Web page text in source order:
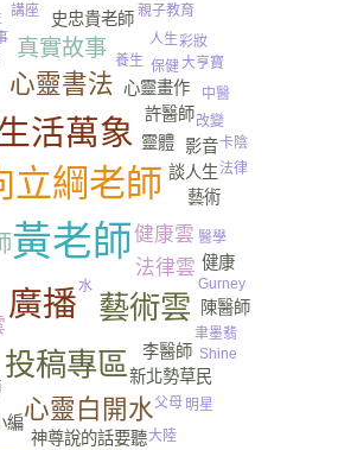
黃老師
立綱老師
廣播
活萬象
投稿專區
藝術雲
心靈白開水
心靈書法
真實故事
健康雲
法律雲
李醫師
靈體
新北勢草民
神尊說的話要聽
心靈畫作
影音
談人生
史忠貴老師
健康
陳醫師
藝術
許醫師
編
養生 保健
醫學
聿墨翡
講座
法律
父母
大陸
彩妝
Shine
中醫
明星
Gurney​
改變
親子教育
人生
卡陰
大亨寶
水
情聖